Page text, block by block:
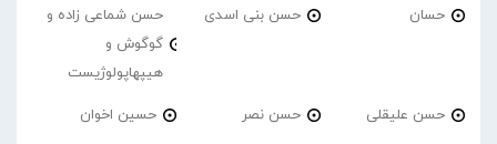
حسان حسن بنی اسدی
حسن شماعی زاده و
گوگوش و
هیپهاپولوژیست
حسن علیقلی حسن نصر حسین اخوان